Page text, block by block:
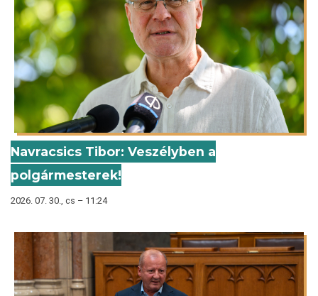
Navracsics Tibor: Veszélyben a
polgármesterek!
2026. 07. 30., cs – 11:24